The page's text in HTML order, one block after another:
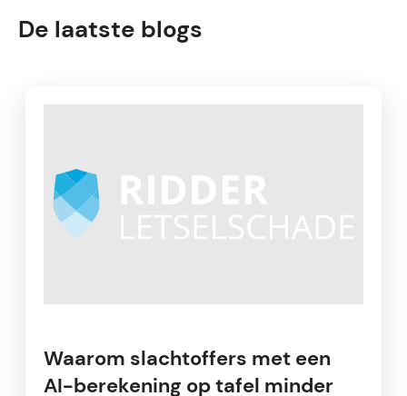
De laatste blogs
Waarom slachtoffers met een
AI-berekening op tafel minder